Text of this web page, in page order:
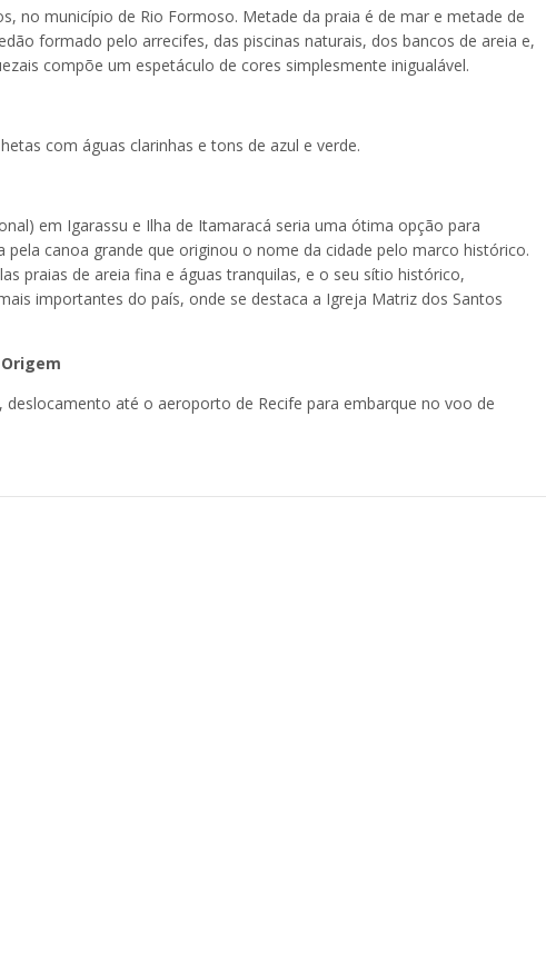
no município de Rio Formoso. Metade da praia é de mar e metade de
formado pelo arrecifes, das piscinas naturais, dos bancos de areia e,
compõe um espetáculo de cores simplesmente inigualável.
com águas clarinhas e tons de azul e verde.
em Igarassu e Ilha de Itamaracá seria uma ótima opção para
canoa grande que originou o nome da cidade pelo marco histórico.
praias de areia fina e águas tranquilas, e o seu sítio histórico,
importantes do país, onde se destaca a Igreja Matriz dos Santos
até o aeroporto de Recife para embarque no voo de